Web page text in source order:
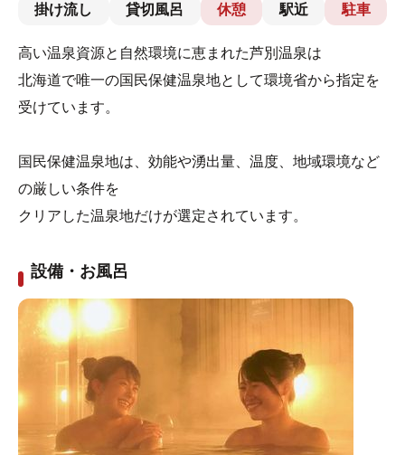
掛け流し 貸切風呂 休憩 駅近 駐車
高い温泉資源と自然環境に恵まれた芦別温泉は
北海道で唯一の国民保健温泉地として環境省から指定を
受けています。
国民保健温泉地は、効能や湧出量、温度、地域環境など
の厳しい条件を
クリアした温泉地だけが選定されています。
設備・お風呂